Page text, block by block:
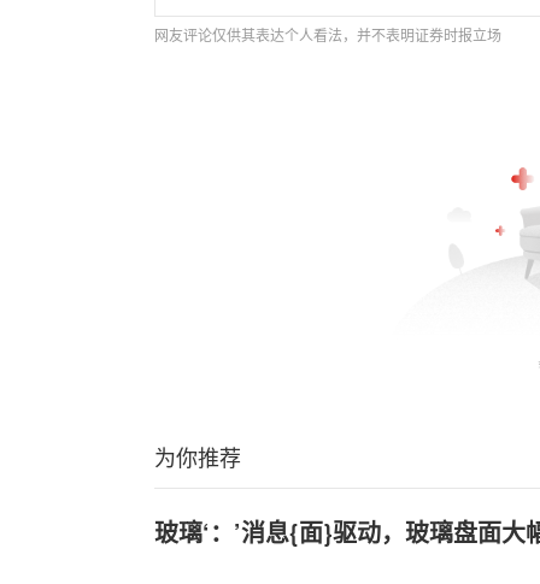
网友评论仅供其表达个人看法，并不表明证券时报立场
为你推荐
玻璃‘：’消息{面}驱动，玻璃盘面大